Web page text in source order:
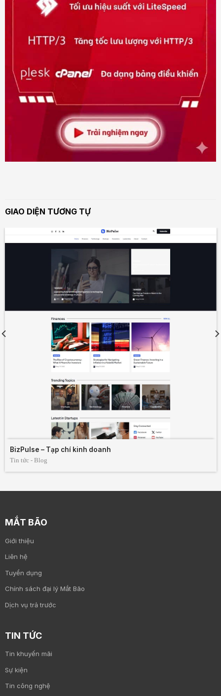
GIAO DIỆN TƯƠNG TỰ
BizPulse – Tạp chí kinh doanh
Tin tức - Blog
MẮT BÃO
Giới thiệu
Liên hệ
Tuyển dụng
Chính sách đại lý Mắt Bão
Dịch vụ trả trước
TIN TỨC
Tin khuyến mãi
Sự kiện
Tin công nghệ